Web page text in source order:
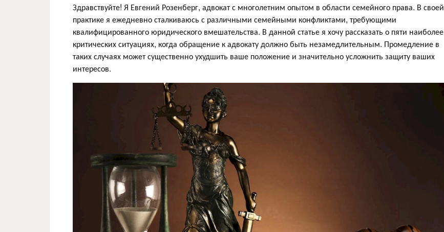
Здравствуйте! Я Евгений Розенберг, адвокат с многолетним опытом в области семейного права. В своей
практике я ежедневно сталкиваюсь с различными семейными конфликтами, требующими
квалифицированного юридического вмешательства. В данной статье я хочу рассказать о пяти наиболее
критических ситуациях, когда обращение к адвокату должно быть незамедлительным. Промедление в
таких случаях может существенно ухудшить ваше положение и значительно усложнить защиту ваших
интересов.